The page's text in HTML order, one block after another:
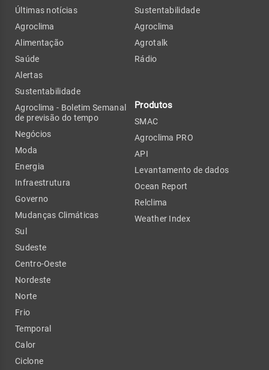
Últimas notícias
Agroclima
Alimentação
Saúde
Alertas
Sustentabilidade
Agroclima - Boletim Semanal
de previsão do tempo
Negócios
Moda
Energia
Infraestrutura
Governo
Mudanças Climáticas
Sul
Sudeste
Centro-Oeste
Nordeste
Norte
Frio
Temporal
Calor
Ciclone
Sustentabilidade
Agroclima
Agrotalk
Rádio
Produtos
SMAC
Agroclima PRO
API
Levantamento de dados
Ocean Report
Relclima
Weather Index